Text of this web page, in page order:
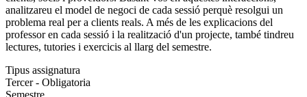
analitzareu el model de negoci de cada sessió perquè resolgui un
problema real per a clients reals. A més de les explicacions del
professor en cada sessió i la realització d'un projecte, també tindreu
lectures, tutories i exercicis al llarg del semestre.
Tipus assignatura
Tercer - Obligatoria
Semestre